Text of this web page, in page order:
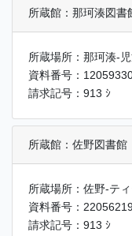
所蔵館：那珂湊図書
所蔵場所：那珂湊-
資料番号：
請求記号：913 ｼ
所蔵館：佐野図書館
所蔵場所：佐野-テ
資料番号：
請求記号：913 ｼ